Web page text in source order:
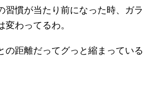
習慣が当たり前になった時、ガラ
変わってるわ。
の距離だってグっと縮まっている